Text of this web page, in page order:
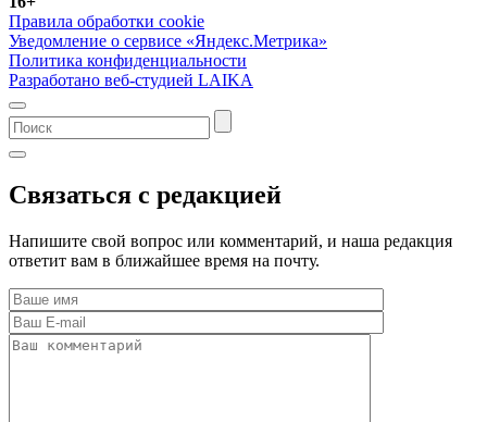
Правила обработки cookie
Уведомление о сервисе «Яндекс.Метрика»
Политика конфиденциальности
Разработано веб-студией LAIKA
Связаться с редакцией
Напишите свой вопрос или комментарий, и наша редакция
ответит вам в ближайшее время на почту.